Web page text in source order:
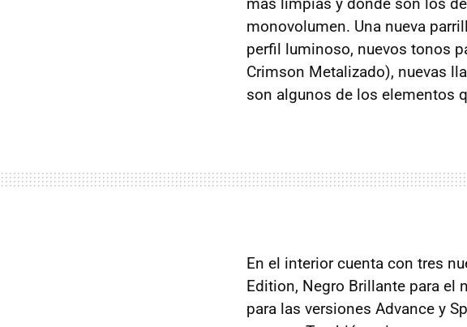
más limpias y donde son los
monovolumen. Una nueva
perfil luminoso, nuevos tonos
Crimson Metalizado), nuevas
son algunos de los elementos
En el interior cuenta con tres
Edition, Negro Brillante para el
para las versiones Advance y